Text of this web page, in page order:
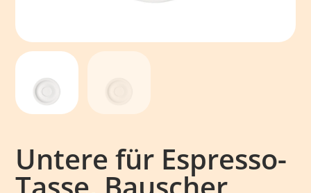
Untere für Espresso-